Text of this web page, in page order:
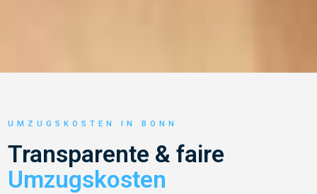
UMZUGSKOSTEN IN BONN
Transparente & faire
Umzugskosten